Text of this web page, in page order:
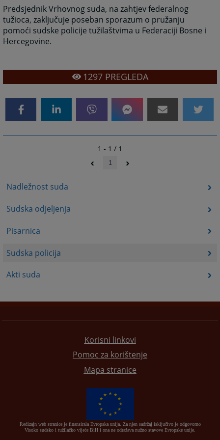
Nadležnost suda
Sudska odjeljenja
Pisarnica
Sudska policija
Akti suda
Predsjednik Vrhovnog suda, na zahtjev federalnog
tužioca, zaključuje poseban sporazum o pružanju
pomoći sudske policije tužilaštvima u Federaciji Bosne i
Hercegovine.
1297PREGLEDA
1 - 1 / 1
1
Korisni linkovi
Pomoc za korištenje
Mapa stranice
Redizajn web stranice je finansirala Evropska unija. Za njen sadržaj isključivo je odgovorno
Visoko sudsko i tužilačko vijeće BiH i ona ne odražava nužno stavove Evropske unije.